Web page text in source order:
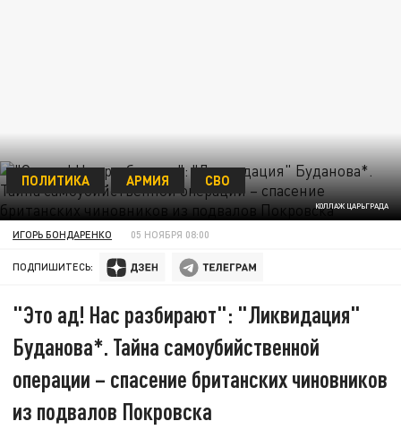
КОЛЛАЖ ЦАРЬГРАДА
ПОЛИТИКА АРМИЯ СВО
ИГОРЬ БОНДАРЕНКО 05 НОЯБРЯ 08:00
ПОДПИШИТЕСЬ:
"Это ад! Нас разбирают": "Ликвидация"
Буданова*. Тайна самоубийственной
операции – спасение британских чиновников
из подвалов Покровска